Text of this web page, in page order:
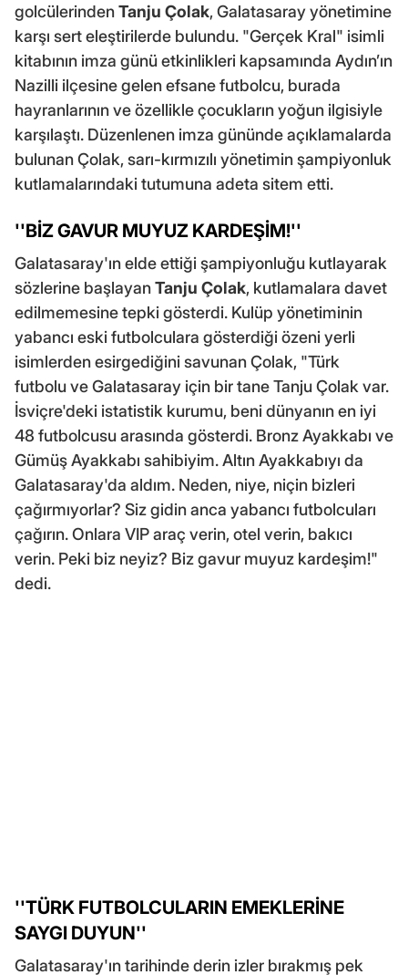
golcülerindenTanju Çolak, Galatasaray yönetimine
karşı sert eleştirilerde bulundu. "Gerçek Kral" isimli
kitabının imza günü etkinlikleri kapsamında Aydın’ın
Nazilli ilçesine gelen efsane futbolcu, burada
hayranlarının ve özellikle çocukların yoğun ilgisiyle
karşılaştı. Düzenlenen imza gününde açıklamalarda
bulunan Çolak, sarı-kırmızılı yönetimin şampiyonluk
kutlamalarındaki tutumuna adeta sitem etti.
''BİZ GAVUR MUYUZ KARDEŞİM!''
Galatasaray'ın elde ettiği şampiyonluğu kutlayarak
sözlerine başlayanTanju Çolak, kutlamalara davet
edilmemesine tepki gösterdi. Kulüp yönetiminin
yabancı eski futbolculara gösterdiği özeni yerli
isimlerden esirgediğini savunan Çolak, "Türk
futbolu ve Galatasaray için bir tane Tanju Çolak var.
İsviçre'deki istatistik kurumu, beni dünyanın en iyi
48 futbolcusu arasında gösterdi. Bronz Ayakkabı ve
Gümüş Ayakkabı sahibiyim. Altın Ayakkabıyı da
Galatasaray'da aldım. Neden, niye, niçin bizleri
çağırmıyorlar? Siz gidin anca yabancı futbolcuları
çağırın. Onlara VIP araç verin, otel verin, bakıcı
verin. Peki biz neyiz? Biz gavur muyuz kardeşim!"
dedi.
''TÜRK FUTBOLCULARIN EMEKLERİNE
SAYGI DUYUN''
Galatasaray'ın tarihinde derin izler bırakmış pek